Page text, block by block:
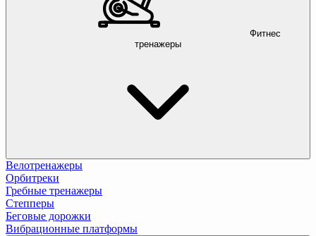
Фитнес
тренажеры
Велотренажеры
Орбитреки
Гребные тренажеры
Степперы
Беговые дорожки
Вибрационные платформы